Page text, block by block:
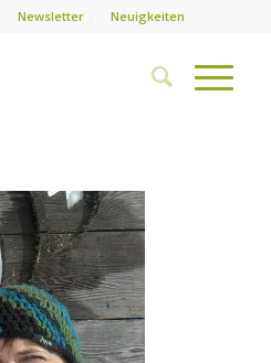
Newsletter Neuigkeiten